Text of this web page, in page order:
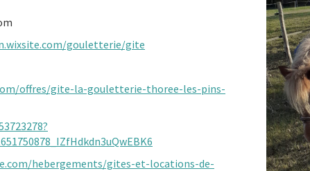
gouletterie/gite
offres/gite-la-gouletterie-thoree-les-pins-
hebergements/gites-et-locations-de-